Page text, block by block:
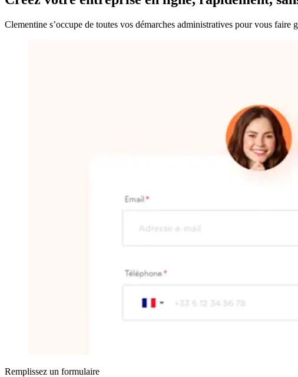
Clementine s’occupe de toutes vos démarches administratives pour vous faire
Remplissez un formulaire